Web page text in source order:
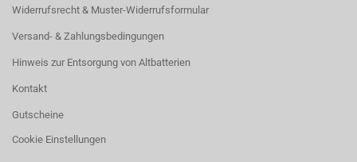
Widerrufsrecht & Muster-Widerrufsformular
Versand- & Zahlungsbedingungen
Hinweis zur Entsorgung von Altbatterien
Kontakt
Gutscheine
Cookie Einstellungen